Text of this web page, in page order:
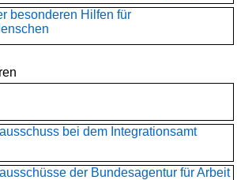
besonderen Hilfen für
bei dem Integrationsamt
der Bundesagentur für Arbeit